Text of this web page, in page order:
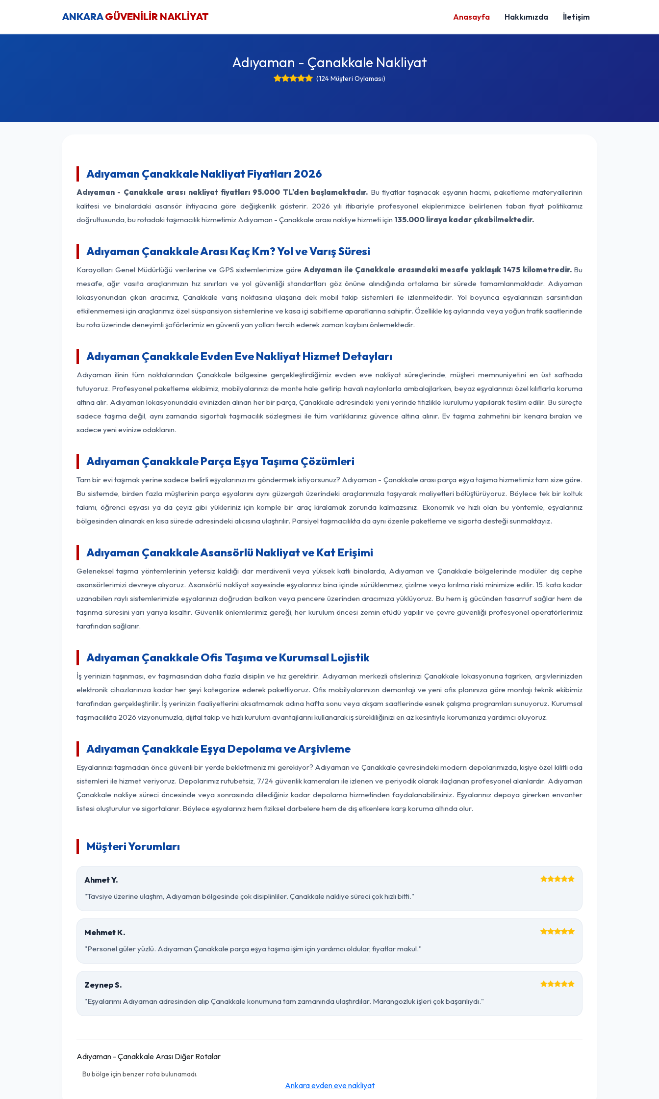
ANKARAGÜVENİLİR NAKLİYAT Anasayfa Hakkımızda İletişim
Adıyaman - Çanakkale Nakliyat
(124 Müşteri Oylaması)
Adıyaman Çanakkale Nakliyat Fiyatları 2026
Adıyaman - Çanakkale arası nakliyat fiyatları 95.000 TL'den başlamaktadır. Bu fiyatlar taşınacak eşyanın hacmi, paketleme materyallerinin
kalitesi ve binalardaki asansör ihtiyacına göre değişkenlik gösterir. 2026 yılı itibariyle profesyonel ekiplerimizce belirlenen taban fiyat politikamız
doğrultusunda, bu rotadaki taşımacılık hizmetimiz Adıyaman - Çanakkale arası nakliye hizmeti için 135.000 liraya kadar çıkabilmektedir.
Adıyaman Çanakkale Arası Kaç Km? Yol ve Varış Süresi
Karayolları Genel Müdürlüğü verilerine ve GPS sistemlerimize göre Adıyaman ile Çanakkale arasındaki mesafe yaklaşık 1475 kilometredir.Bu
mesafe, ağır vasıta araçlarımızın hız sınırları ve yol güvenliği standartları göz önüne alındığında ortalama bir sürede tamamlanmaktadır. Adıyaman
lokasyonundan çıkan aracımız, Çanakkale varış noktasına ulaşana dek mobil takip sistemleri ile izlenmektedir. Yol boyunca eşyalarınızın sarsıntıdan
etkilenmemesi için araçlarımız özel süspansiyon sistemlerine ve kasa içi sabitleme aparatlarına sahiptir. Özellikle kış aylarında veya yoğun trafik saatlerinde
bu rota üzerinde deneyimli şoförlerimiz en güvenli yan yolları tercih ederek zaman kaybını önlemektedir.
Adıyaman Çanakkale Evden Eve Nakliyat Hizmet Detayları
Adıyaman ilinin tüm noktalarından Çanakkale bölgesine gerçekleştirdiğimiz evden eve nakliyat süreçlerinde, müşteri memnuniyetini en üst safhada
tutuyoruz. Profesyonel paketleme ekibimiz, mobilyalarınızı de monte hale getirip havalı naylonlarla ambalajlarken, beyaz eşyalarınızı özel kılıflarla koruma
altına alır. Adıyaman lokasyonundaki evinizden alınan her bir parça, Çanakkale adresindeki yeni yerinde titizlikle kurulumu yapılarak teslim edilir. Bu süreçte
sadece taşıma değil, aynı zamanda sigortalı taşımacılık sözleşmesi ile tüm varlıklarınız güvence altına alınır. Ev taşıma zahmetini bir kenara bırakın ve
sadece yeni evinize odaklanın.
Adıyaman Çanakkale Parça Eşya Taşıma Çözümleri
Tam bir evi taşımak yerine sadece belirli eşyalarınızı mı göndermek istiyorsunuz? Adıyaman - Çanakkale arası parça eşya taşıma hizmetimiz tam size göre.
Bu sistemde, birden fazla müşterinin parça eşyalarını aynı güzergah üzerindeki araçlarımızla taşıyarak maliyetleri bölüştürüyoruz. Böylece tek bir koltuk
takımı, öğrenci eşyası ya da çeyiz gibi yükleriniz için komple bir araç kiralamak zorunda kalmazsınız. Ekonomik ve hızlı olan bu yöntemle, eşyalarınız
bölgesinden alınarak en kısa sürede adresindeki alıcısına ulaştırılır. Parsiyel taşımacılıkta da aynı özenle paketleme ve sigorta desteği sunmaktayız.
Adıyaman Çanakkale Asansörlü Nakliyat ve Kat Erişimi
Geleneksel taşıma yöntemlerinin yetersiz kaldığı dar merdivenli veya yüksek katlı binalarda, Adıyaman ve Çanakkale bölgelerinde modüler dış cephe
asansörlerimizi devreye alıyoruz. Asansörlü nakliyat sayesinde eşyalarınız bina içinde sürüklenmez, çizilme veya kırılma riski minimize edilir. 15. kata kadar
uzanabilen raylı sistemlerimizle eşyalarınızı doğrudan balkon veya pencere üzerinden aracımıza yüklüyoruz. Bu hem iş gücünden tasarruf sağlar hem de
taşınma süresini yarı yarıya kısaltır. Güvenlik önlemlerimiz gereği, her kurulum öncesi zemin etüdü yapılır ve çevre güvenliği profesyonel operatörlerimiz
tarafından sağlanır.
Adıyaman Çanakkale Ofis Taşıma ve Kurumsal Lojistik
İş yerinizin taşınması, ev taşımasından daha fazla disiplin ve hız gerektirir. Adıyaman merkezli ofislerinizi Çanakkale lokasyonuna taşırken, arşivlerinizden
elektronik cihazlarınıza kadar her şeyi kategorize ederek paketliyoruz. Ofis mobilyalarınızın demontajı ve yeni ofis planınıza göre montajı teknik ekibimiz
tarafından gerçekleştirilir. İş yerinizin faaliyetlerini aksatmamak adına hafta sonu veya akşam saatlerinde esnek çalışma programları sunuyoruz. Kurumsal
taşımacılıkta 2026 vizyonumuzla, dijital takip ve hızlı kurulum avantajlarını kullanarak iş sürekliliğinizi en az kesintiyle korumanıza yardımcı oluyoruz.
Adıyaman Çanakkale Eşya Depolama ve Arşivleme
Eşyalarınızı taşımadan önce güvenli bir yerde bekletmeniz mi gerekiyor? Adıyaman ve Çanakkale çevresindeki modern depolarımızda, kişiye özel kilitli oda
sistemleri ile hizmet veriyoruz. Depolarımız rutubetsiz, 7/24 güvenlik kameraları ile izlenen ve periyodik olarak ilaçlanan profesyonel alanlardır. Adıyaman
Çanakkale nakliye süreci öncesinde veya sonrasında dilediğiniz kadar depolama hizmetinden faydalanabilirsiniz. Eşyalarınız depoya girerken envanter
listesi oluşturulur ve sigortalanır. Böylece eşyalarınız hem fiziksel darbelere hem de dış etkenlere karşı koruma altında olur.
Müşteri Yorumları
Ahmet Y.
"Tavsiye üzerine ulaştım, Adıyaman bölgesinde çok disiplinliler. Çanakkale nakliye süreci çok hızlı bitti."
Mehmet K.
"Personel güler yüzlü. Adıyaman Çanakkale parça eşya taşıma işim için yardımcı oldular, fiyatlar makul."
Zeynep S.
"Eşyalarımı Adıyaman adresinden alıp Çanakkale konumuna tam zamanında ulaştırdılar. Marangozluk işleri çok başarılıydı."
Adıyaman - Çanakkale Arası Diğer Rotalar
Bu bölge için benzer rota bulunamadı.
Ankara evden eve nakliyat